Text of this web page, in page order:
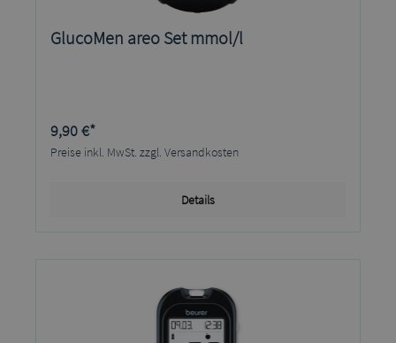
GlucoMen areo Set mmol/l
9,90 €*
Preise inkl. MwSt. zzgl. Versandkosten
Details